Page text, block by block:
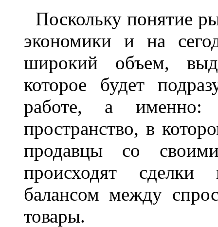
Поскольку понятие
экономики и на
широкий объем,
которое будет
работе, а именно:
пространство, в
продавцы со
происходят
балансом между
товары.